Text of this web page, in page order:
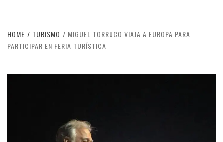
HOME TURISMO
MIGUEL TORRUCO VIAJA A EUROPA PARA
PARTICIPAR EN FERIA TURÍSTICA